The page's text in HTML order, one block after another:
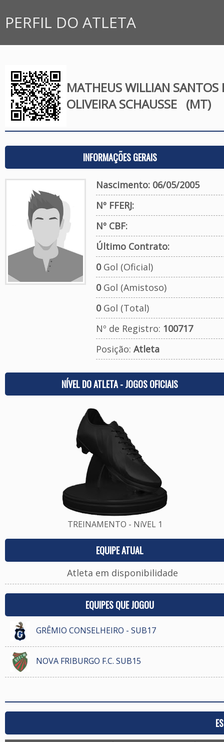
PERFIL DO ATLETA
MATHEUS WILLIAN SANTOS
OLIVEIRA SCHAUSSE (MT)
INFORMAÇÕES GERAIS
Nascimento: 06/05/2005
Nº FFERJ:
Nº CBF:
Último Contrato:
0Gol (Oficial)
0Gol (Amistoso)
0Gol (Total)
Nº de Registro: 100717
Posição: Atleta
NÍVEL DO ATLETA - JOGOS OFICIAIS
TREINAMENTO - NíVEL 1
EQUIPE ATUAL
Atleta em disponibilidade
EQUIPES QUE JOGOU
GRÊMIO CONSELHEIRO - SUB17
NOVA FRIBURGO F.C. SUB15